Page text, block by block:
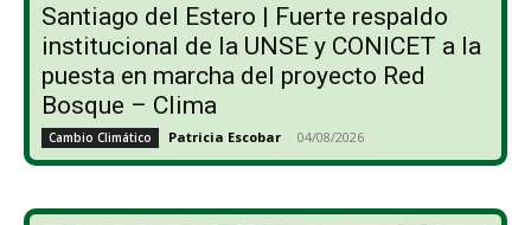
Santiago del Estero | Fuerte respaldo
institucional de la UNSE y CONICET a la
puesta en marcha del proyecto Red
Bosque – Clima
Cambio Climático Patricia Escobar - 04/08/2026